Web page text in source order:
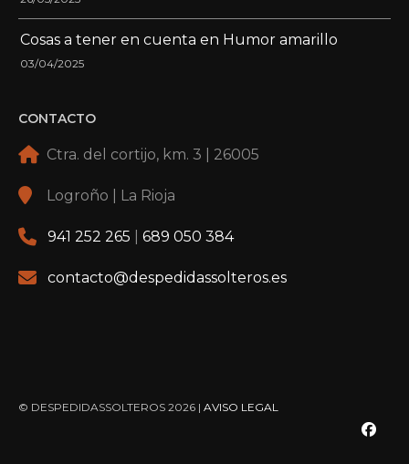
Cosas a tener en cuenta en Humor amarillo
03/04/2025
CONTACTO
Ctra. del cortijo, km. 3 | 26005
Logroño | La Rioja
941 252 265 689 050 384
contacto@despedidassolteros.es
© DESPEDIDASSOLTEROS 2026 | AVISO LEGAL